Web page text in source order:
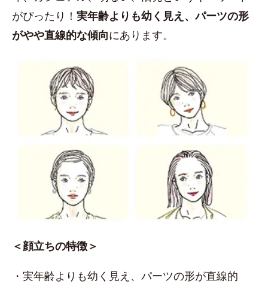
がぴったり！ 実年齢よりも幼く見え、パーツの形
がやや直線的な傾向にあります。
＜顔立ちの特徴＞
・実年齢よりも幼く見え、パーツの形が直線的